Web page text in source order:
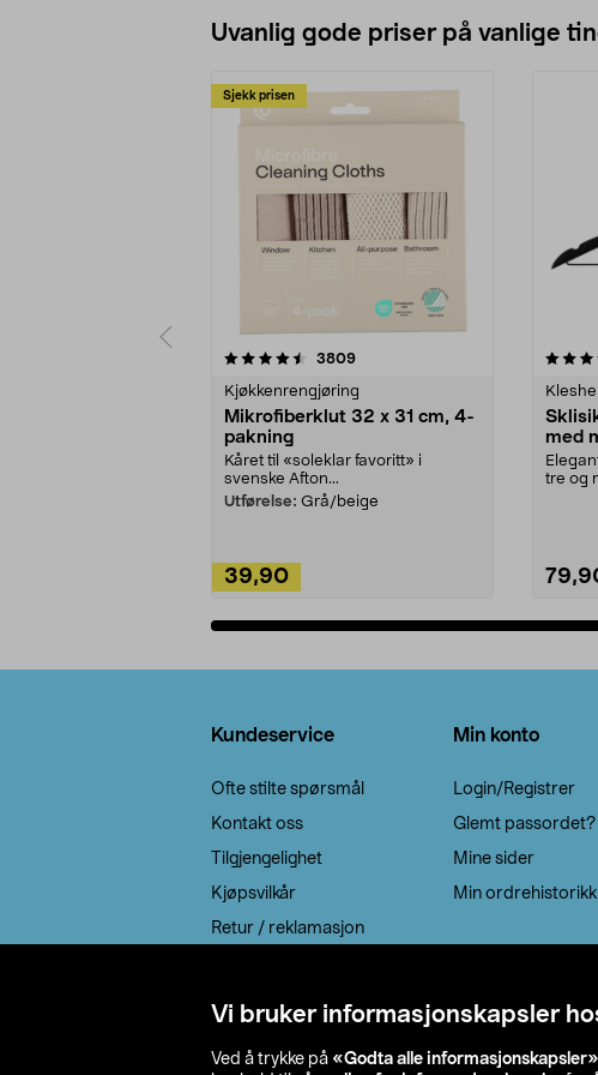
Vi bruker informasjonskapsler
Ved å trykke på «Godta alle informasjonskapsler»
Uvanlig gode priser på vanlige
Sjekk prisen
3809anmeldelser
Kjøkkenrengjøring
Mikrofiberklut 32 x 31 cm, 4-
pakning
Kåret til «soleklar favoritt» i
svenske Afton...
Utførelse: Grå/beige
39,90
4.5av 5 stjerner
med
tre og
Kundeservice
Ofte stilte spørsmål
Kontakt oss
Tilgjengelighet
Kjøpsvilkår
Retur / reklamasjon
Min konto
Login/Registrer
Glemt passordet?
Mine sider
Min ordrehistorikk